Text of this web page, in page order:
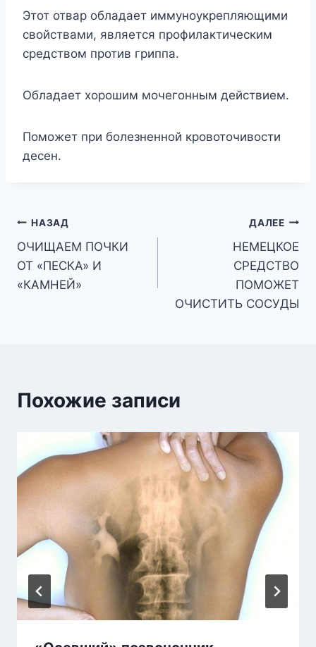
Этот отвар обладает иммуноукрепляющими
свойствами, является профилактическим
средством против гриппа.
Обладает хорошим мочегонным действием.
Поможет при болезненной кровоточивости
десен.
Навигация
по
записям
НАЗАД
OЧИЩАЕМ ПОЧКИ
ОТ «ПЕСКА» И
«КАМНЕЙ»
ДАЛЕЕ
НЕМЕЦКОЕ
СРЕДСТВО
ПОМОЖЕТ
ОЧИСТИТЬ СОСУДЫ
Похожие записи